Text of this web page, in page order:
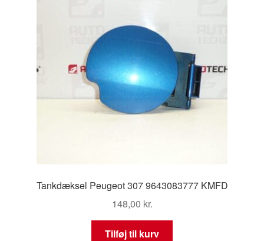
Tankdæksel Peugeot 307 9643083777 KMFD
148,00 kr.
Tilføj til kurv